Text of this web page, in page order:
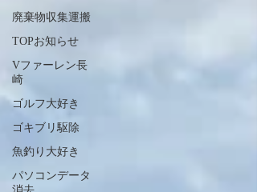
廃棄物収集運搬
TOPお知らせ
Vファーレン長
崎
ゴルフ大好き
ゴキブリ駆除
魚釣り大好き
パソコンデータ